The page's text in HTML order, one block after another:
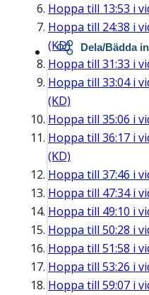
Hoppa till 13:53 i
Hoppa till 24:38 i
(KD)
Hoppa till 31:33 i
Hoppa till 33:04i
(KD)
Hoppa till 35:06 i
Hoppa till 36:17 i
(KD)
Hoppa till 37:46 i
Hoppa till 47:34i
Hoppa till 49:10 i
Hoppa till 50:28 i
Hoppa till 51:58 i
Hoppa till 53:26 i
Hoppa till 59:07 i
Dela/Bädda in